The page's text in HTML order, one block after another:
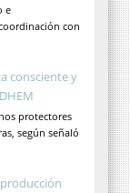
e
con
consciente y
protectores
según señaló